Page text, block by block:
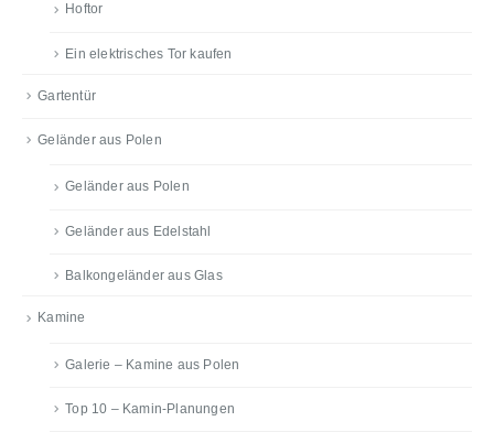
Hoftor
Ein elektrisches Tor kaufen
Gartentür
Geländer aus Polen
Geländer aus Polen
Geländer aus Edelstahl
Balkongeländer aus Glas
Kamine
Galerie – Kamine aus Polen
Top 10 – Kamin-Planungen